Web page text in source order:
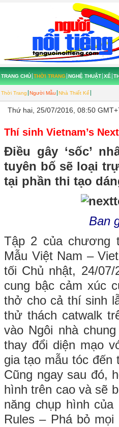
TRANG CHỦ THỜI TRANG
Thời Trang Người Mẫu Nhà Thiết Kế
NGHỆ THUẬT XẾ
Thứ hai, 25/07/2016, 08:50
Thí sinh Vietnam’s
Điều gây ‘sốc’
tuyên bố sẽ loại
tại phần thi tạo
Ban
Tập 2 của chương
Mẫu Việt Nam –
tối Chủ nhật, 24/
cung bậc cảm xúc
thở cho cả thí sinh
thử thách catwalk
vào Ngôi nhà
thay đổi diện mạo
gia tạo mẫu tóc
Cũng ngay sau đó,
hình trên cao và sẽ
năng chụp hình
Rules – Phá bỏ mọi